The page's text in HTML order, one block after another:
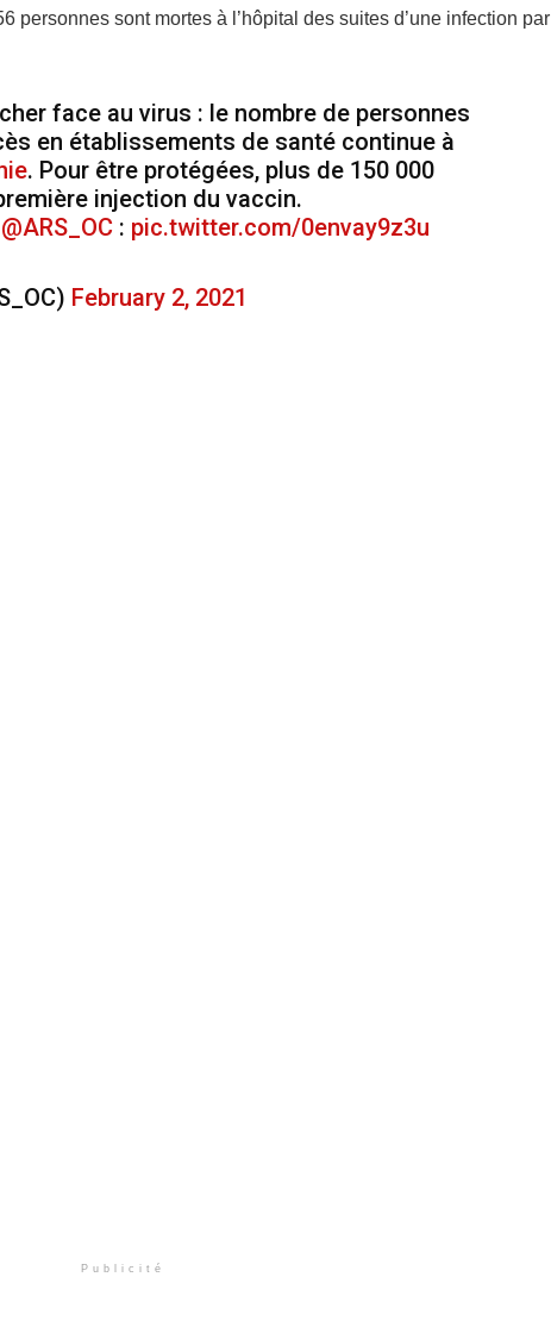
personnes sont mortes à l’hôpital des suites d’une infection par
face au virus : le nombre de personnes
en établissements de santé continue à
. Pour être protégées, plus de 150 000
injection du vaccin.
@ARS_OC : pic.twitter.com/0envay9z3u
February 2, 2021
Publicité